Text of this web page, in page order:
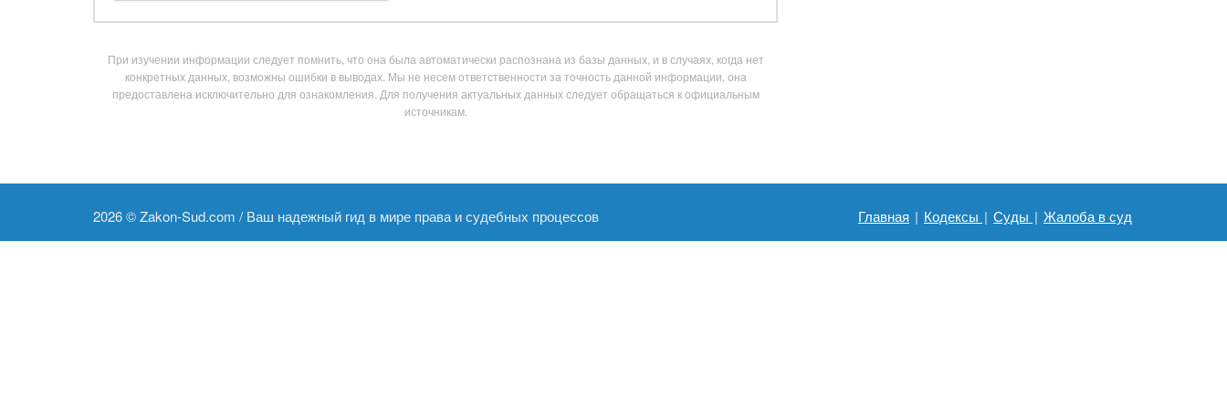
При изучении информации следует помнить, что она была автоматически распознана из базы данных, и в случаях, когда нет
конкретных данных, возможны ошибки в выводах. Мы не несем ответственности за точность данной информации, она
предоставлена исключительно для ознакомления. Для получения актуальных данных следует обращаться к официальным
источникам.
2026 ©Zakon-Sud.com / Ваш надежный гид в мире права и судебных процессов Главная | Кодексы | Суды | Жалоба в суд